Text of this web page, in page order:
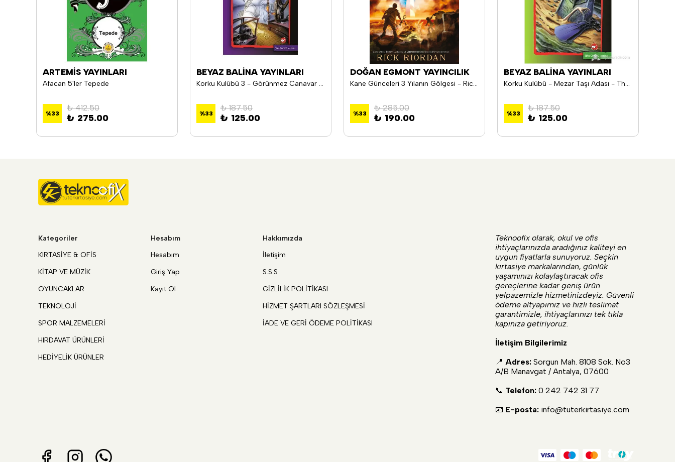
ARTEMİS YAYINLARI
Afacan 5'ler Tepede
%33
₺ 412.50
₺ 275.00
BEYAZ BALİNA YAYINLARI
Korku Kulübü 3 - Görünmez Canavar - Thomas Brezina
%33
₺ 187.50
₺ 125.00
DOĞAN EGMONT YAYINCILIK
Kane Günceleri 3 Yılanın Gölgesi - Rick Riordan
%33
₺ 285.00
₺ 190.00
BEYAZ BALİNA YAYINLARI
Korku Kulübü - Mezar Taşı Adası - Thomas C. Brezina
%33
₺ 187.50
₺ 125.00
Kategoriler
KIRTASİYE & OFİS
KİTAP VE MÜZİK
OYUNCAKLAR
TEKNOLOJİ
SPOR MALZEMELERİ
HIRDAVAT ÜRÜNLERİ
HEDİYELİK ÜRÜNLER
Hesabım
Hesabım
Giriş Yap
Kayıt Ol
Hakkımızda
İletişim
S.S.S
GİZLİLİK POLİTİKASI
HİZMET ŞARTLARI SÖZLEŞMESİ
İADE VE GERİ ÖDEME POLİTİKASI
Teknoofix olarak, okul ve ofis
ihtiyaçlarınızda aradığınız kaliteyi en
uygun fiyatlarla sunuyoruz. Seçkin
kırtasiye markalarından, günlük
yaşamınızı kolaylaştıracak ofis
gereçlerine kadar geniş ürün
yelpazemizle hizmetinizdeyiz. Güvenli
ödeme altyapımız ve hızlı teslimat
garantimizle, ihtiyaçlarınızı tek tıkla
kapınıza getiriyoruz.
İletişim Bilgilerimiz
📍 Adres: Sorgun Mah. 8108 Sok. No3
A/B Manavgat / Antalya, 07600
📞 Telefon: 0 242 742 31 77
📧 E-posta: info@tuterkirtasiye.com